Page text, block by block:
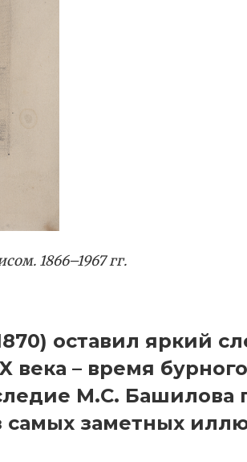
1866–1967 гг.
оставил яркий
– время
М.С. Башилова
заметных